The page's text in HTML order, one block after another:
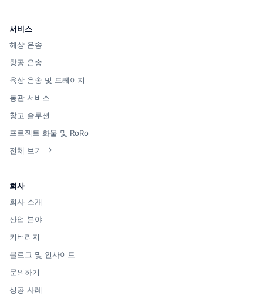
서비스
해상 운송
항공 운송
육상 운송 및 드레이지
통관 서비스
창고 솔루션
프로젝트 화물 및 RoRo
전체 보기
회사
회사 소개
산업 분야
커버리지
블로그 및 인사이트
문의하기
성공 사례